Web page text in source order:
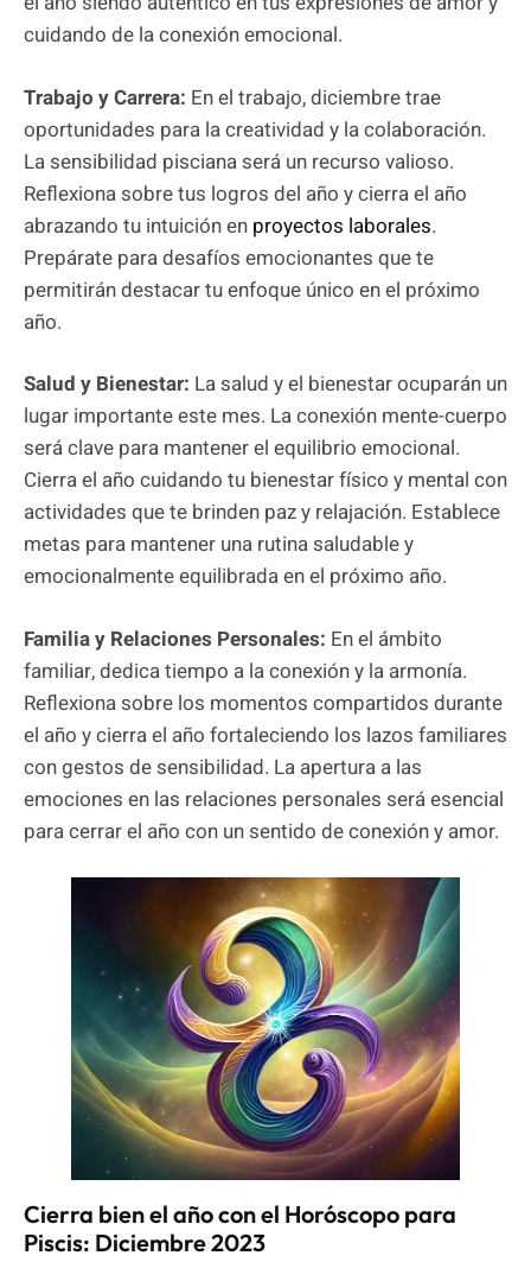
cuidando de la conexión emocional.
Trabajo y Carrera: En el trabajo, diciembre trae
oportunidades para la creatividad y la colaboración.
La sensibilidad pisciana será un recurso valioso.
Reflexiona sobre tus logros del año y cierra el año
abrazando tu intuición en proyectos laborales.
Prepárate para desafíos emocionantes que te
permitirán destacar tu enfoque único en el próximo
año.
Salud y Bienestar: La salud y el bienestar ocuparán un
lugar importante este mes. La conexión mente-cuerpo
será clave para mantener el equilibrio emocional.
Cierra el año cuidando tu bienestar físico y mental con
actividades que te brinden paz y relajación. Establece
metas para mantener una rutina saludable y
emocionalmente equilibrada en el próximo año.
Familia y Relaciones Personales: En el ámbito
familiar, dedica tiempo a la conexión y la armonía.
Reflexiona sobre los momentos compartidos durante
el año y cierra el año fortaleciendo los lazos familiares
con gestos de sensibilidad. La apertura a las
emociones en las relaciones personales será esencial
para cerrar el año con un sentido de conexión y amor.
Cierra bien el año con el Horóscopo para
Piscis: Diciembre 2023